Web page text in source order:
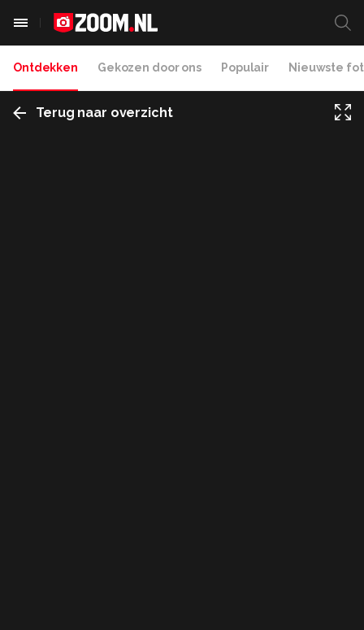
Ontdekken Gekozen door ons Populair Nieuwste
Terug naar overzicht